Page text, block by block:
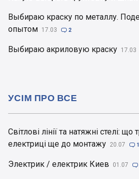
Выбираю краску по металлу.
опытом 17.03  2
Выбираю акриловую краску 17.03
Світлові лінії та натяжні стелі:
електриці ще до монтажу 20.07  1
Электрик / електрик Киев 01.07 
УСІМ ПРО ВСЕ